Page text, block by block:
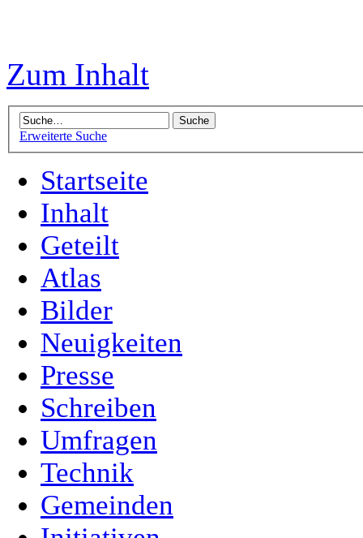
Zum Inhalt
Erweiterte Suche
Startseite
Inhalt
Geteilt
Atlas
Bilder
Neuigkeiten
Presse
Schreiben
Umfragen
Technik
Gemeinden